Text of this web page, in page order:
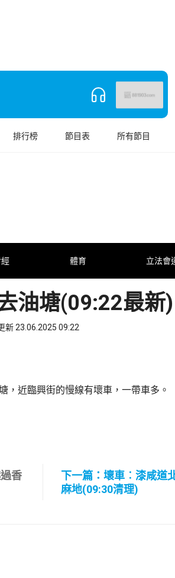
排行榜 節目表 所有節目
體育 立法會
油塘(09:22最新)
新 23.06.2025 09:22
，近臨興街的慢線有壞車，一帶車多。
香
下一篇：壞車︰漆咸道
麻地(09:30清理)